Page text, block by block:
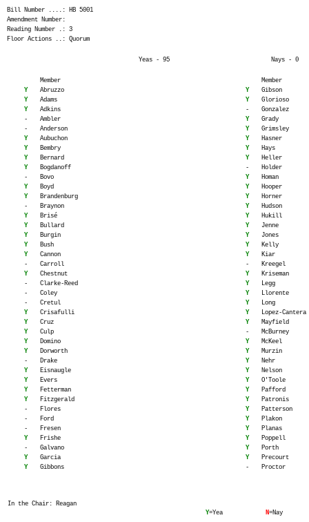
Bill Number ....: HB 5001
Amendment Number:
Reading Number .: 3
Floor Actions ..: Quorum
Yeas - 95 Nays - 0
Member
Y
Abruzzo
Y
Adams
Y
Adkins
-
Ambler
-
Anderson
Y
Aubuchon
Y
Bembry
Y
Bernard
Y
Bogdanoff
-
Bovo
Y
Boyd
Y
Brandenburg
-
Braynon
Y
Brisé
Y
Bullard
Y
Burgin
Y
Bush
Y
Cannon
-
Carroll
Y
Chestnut
-
Clarke-Reed
-
Coley
-
Cretul
Y
Crisafulli
Y
Cruz
Y
Culp
Y
Domino
Y
Dorworth
-
Drake
Y
Eisnaugle
Y
Evers
Y
Fetterman
Y
Fitzgerald
-
Flores
-
Ford
-
Fresen
Y
Frishe
-
Galvano
Y
Garcia
Y
Gibbons
Member
Y
Gibson
Y
Glorioso
-
Gonzalez
Y
Grady
Y
Grimsley
Y
Hasner
Y
Hays
Y
Heller
-
Holder
Y
Homan
Y
Hooper
Y
Horner
Y
Hudson
Y
Hukill
Y
Jenne
Y
Jones
Y
Kelly
Y
Kiar
-
Kreegel
Y
Kriseman
Y
Legg
Y
Llorente
Y
Long
Y
Lopez-Cantera
Y
Mayfield
-
McBurney
Y
McKeel
Y
Murzin
Y
Nehr
Y
Nelson
Y
O'Toole
Y
Pafford
Y
Patronis
Y
Patterson
Y
Plakon
Y
Planas
Y
Poppell
Y
Porth
Y
Precourt
-
Proctor
In the Chair: Reagan
Y=Yea N=Nay